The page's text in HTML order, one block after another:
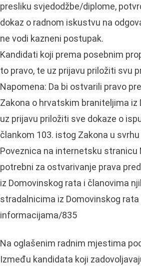
presliku svjedodžbe/diplome,
dokaz o radnom iskustvu na
ne vodi kazneni postupak.
Kandidati koji prema posebnim
to pravo, te uz prijavu priložiti svu
Napomena: Da bi ostvarili pravo
Zakona o hrvatskim braniteljima
uz prijavu priložiti sve dokaze o
člankom 103. istog Zakona u
Poveznica na internetsku
potrebni za ostvarivanje prava
iz Domovinskog rata i članovima
stradalnicima iz Domovinskog rata
informacijama/835
Na oglašenim radnim mjestima
Između kandidata koji